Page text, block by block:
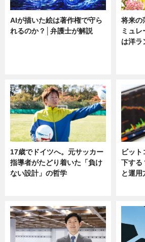
AIが描いた絵は著作権で守ら
れるのか？│弁護士が解説
将来の
ミュ
は洋
17歳でドイツへ。元サッカー
指導者がたどり着いた「負け
ない設計」の哲学
ビット
下する
と運用